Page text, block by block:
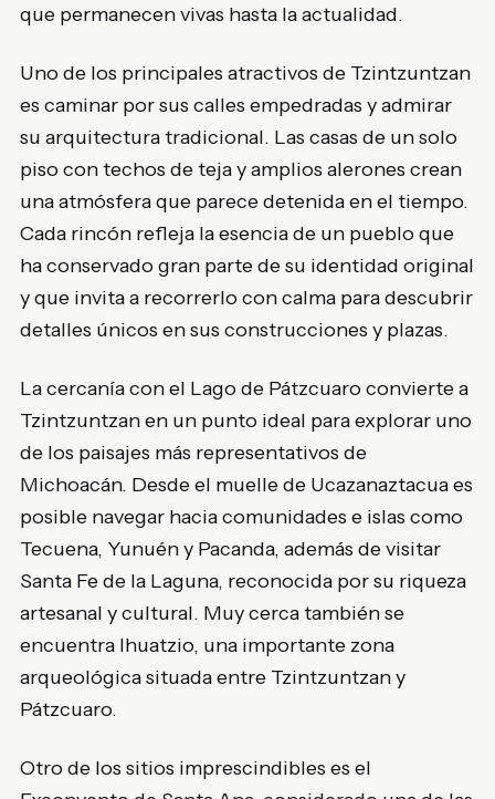
que permanecen vivas hasta la actualidad.
Uno de los principales atractivos de Tzintzuntzan
es caminar por sus calles empedradas y admirar
su arquitectura tradicional. Las casas de un solo
piso con techos de teja y amplios alerones crean
una atmósfera que parece detenida en el tiempo.
Cada rincón refleja la esencia de un pueblo que
ha conservado gran parte de su identidad original
y que invita a recorrerlo con calma para descubrir
detalles únicos en sus construcciones y plazas.
La cercanía con el Lago de Pátzcuaro convierte a
Tzintzuntzan en un punto ideal para explorar uno
de los paisajes más representativos de
Michoacán. Desde el muelle de Ucazanaztacua es
posible navegar hacia comunidades e islas como
Tecuena, Yunuén y Pacanda, además de visitar
Santa Fe de la Laguna, reconocida por su riqueza
artesanal y cultural. Muy cerca también se
encuentra Ihuatzio, una importante zona
arqueológica situada entre Tzintzuntzan y
Pátzcuaro.
Otro de los sitios imprescindibles es el